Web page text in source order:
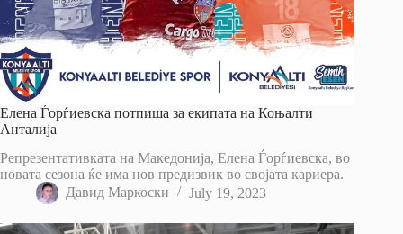
Елена Ѓорѓиевска потпиша за екипата на Коњалти
Анталија
Репрезентативката на Македонија, Елена Ѓорѓиевска, во
новата сезона ќе има нов предизвик во својата кариера.
Давид Маркоски
July 19, 2023